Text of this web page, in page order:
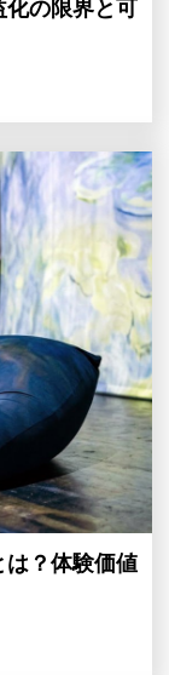
の限界と可
？体験価値